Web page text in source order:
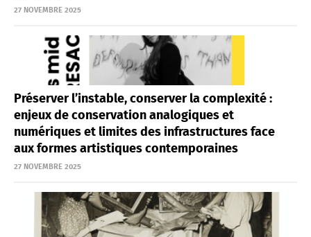
27 NOVEMBRE 2025
Préserver l’instable, conserver la complexité :
enjeux de conservation analogiques et
numériques et limites des infrastructures face
aux formes artistiques contemporaines
27 NOVEMBRE 2025